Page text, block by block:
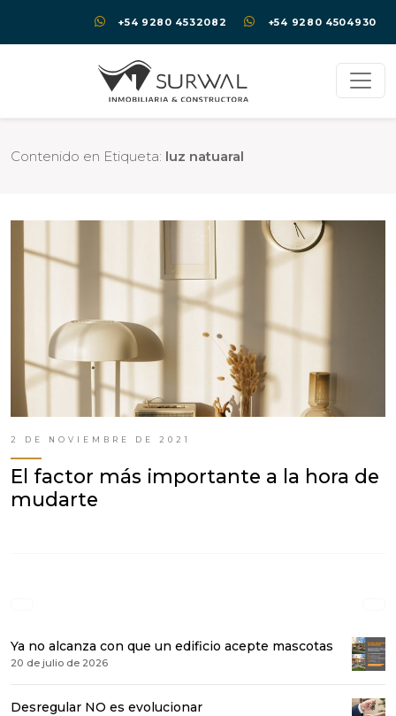
+54 9280 4532082 +54 9280 4504930
Contenido en Etiqueta: luz natuaral
2 DE NOVIEMBRE DE 2021
El factor más importante a la hora de
mudarte
Ya no alcanza con que un edificio acepte mascotas
20 de julio de 2026
Desregular NO es evolucionar